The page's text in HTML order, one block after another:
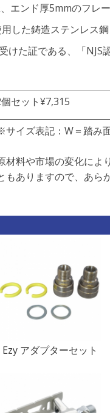
エンド厚5mmのフレー
した鋳造ステンレス
けた証である、「NJS
セット¥7,315
サイズ表記：W＝踏み
材料や市場の変化によ
もありますので、あら
Ezy アダプターセット